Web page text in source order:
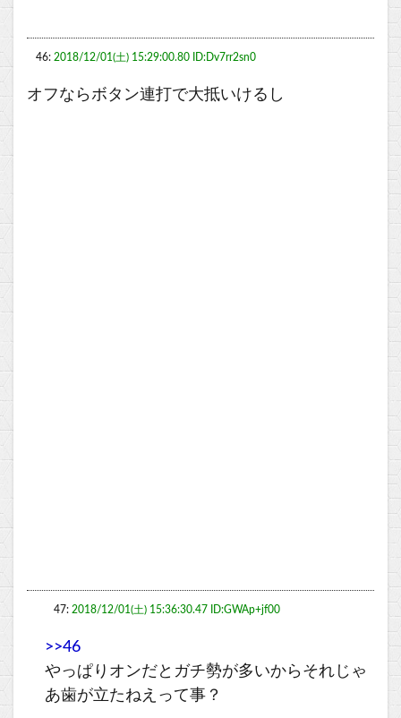
46: 2018/12/01(土) 15:29:00.80 ID:Dv7rr2sn0
オフならボタン連打で大抵いけるし
47: 2018/12/01(土) 15:36:30.47 ID:GWAp+jf00
>>46
やっぱりオンだとガチ勢が多いからそれじゃ
あ歯が立たねえって事？